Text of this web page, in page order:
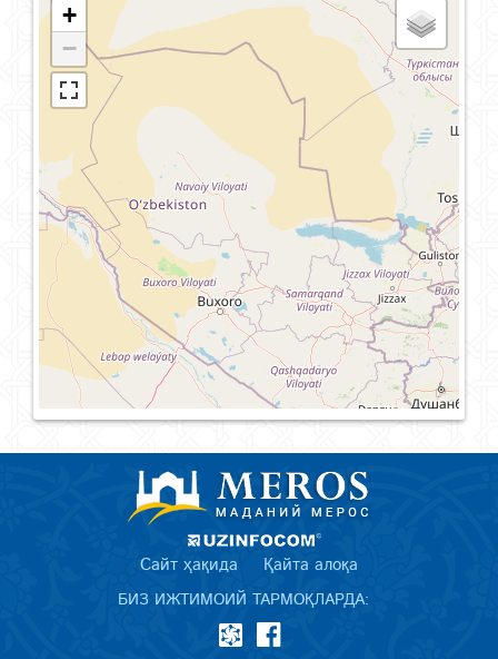
+
−
Сайт ҳақида Қайта алоқа
БИЗ ИЖТИМОИЙ ТАРМОҚЛАРДА: